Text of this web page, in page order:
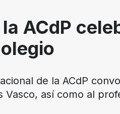
ACdP
de la ACdP
Vasco, así como al